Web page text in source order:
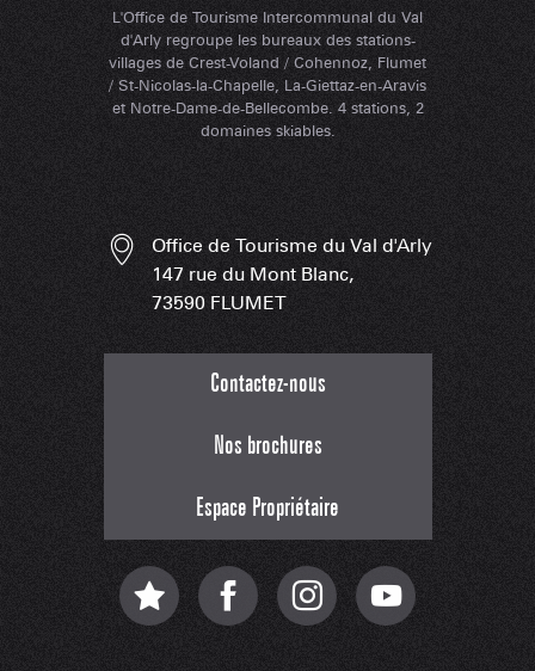
L'Office de Tourisme Intercommunal du Val
d'Arly regroupe les bureaux des stations-
villages de Crest-Voland / Cohennoz, Flumet
/ St-Nicolas-la-Chapelle, La-Giettaz-en-Aravis
et Notre-Dame-de-Bellecombe. 4 stations, 2
domaines skiables.
Office de Tourisme du Val d'Arly
147 rue du Mont Blanc,
73590 FLUMET
Contactez-nous
Nos brochures
Espace Propriétaire